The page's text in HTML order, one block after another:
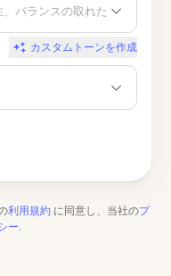
、バランスの取れた
カスタムトーンを作成
利用規約 に同意し、当社のプ
ー.